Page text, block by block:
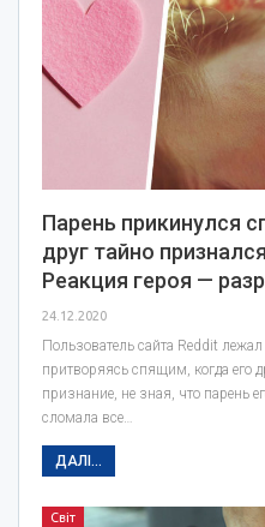
Парень прикинулся
друг тайно
Реакция героя —
24.12.2020
Пользователь сайта Reddit
притворяясь спящим, когда его
признание, не зная, что парень
сломала все…
ДАЛІ...
Світ